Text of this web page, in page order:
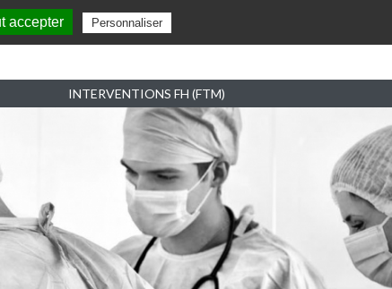
accepter Personnaliser
INTERVENTIONS FH (FTM)